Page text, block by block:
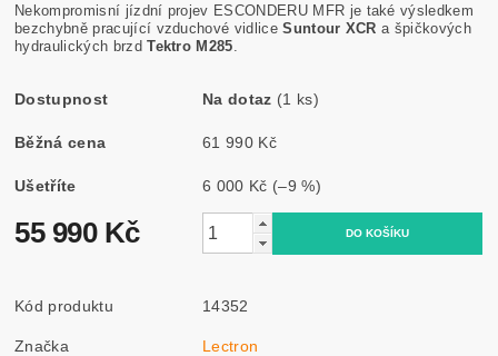
Nekompromisní jízdní projev ESCONDERU MFR je také výsledkem
bezchybně pracující vzduchové vidlice Suntour XCR a špičkových
hydraulických brzd Tektro M285
Dostupnost Na dotaz (1 ks)
Běžná cena 61 990 Kč
Ušetříte 6 000 Kč (–9 %)
55 990 Kč
Kód produktu 14352
Značka Lectron